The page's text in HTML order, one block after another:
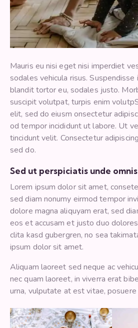
Mauris eu nisi eget nisi imperdiet
sodales vehicula risus. Suspendisse
blandit tortor eu, sodales justo.
suscipit volutpat, turpis enim
elit, sed do eiusm onsectetur
od tempor incididunt ut labore. Ut
tincidunt velit. Consectetur
sed do.
Sed ut perspiciatis unde
Lorem ipsum dolor sit amet,
sed diam nonumy eirmod tempor
dolore magna aliquyam erat, sed
eos et accusam et justo duo
clita kasd gubergren, no sea
ipsum dolor sit amet.
Aliquam laoreet sed neque ac
nec quam laoreet, in viverra erat
urna, vulputate at est vitae,